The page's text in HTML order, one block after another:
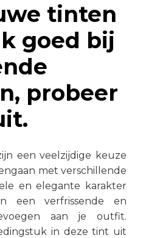
tinten
goed bij
probeer
een veelzijdige keuze
met verschillende
en elegante karakter
een verfrissende en
aan je outfit.
in deze tint uit